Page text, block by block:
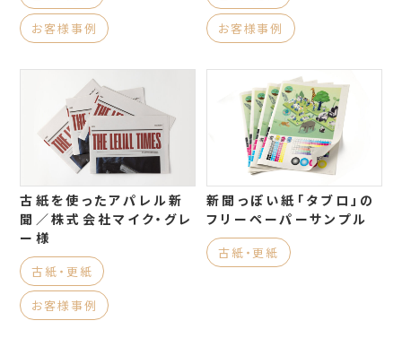
お客様事例
お客様事例
古紙を使ったアパレル新
聞／株式会社マイク・グレ
ー様
古紙・更紙
お客様事例
新聞っぽい紙「タブロ」の
フリーペーパーサンプル
古紙・更紙